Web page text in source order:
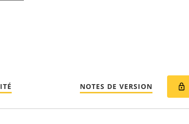
NOTES DE VERSION